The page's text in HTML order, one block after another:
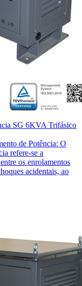
SG 6KVA Trifásico
de Potência: O
refere-se a
os enrolamentos
acidentais, ao